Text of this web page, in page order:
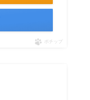
ポチップ